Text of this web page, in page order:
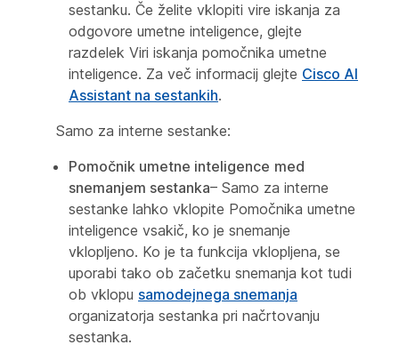
sestanku. Če želite vklopiti vire iskanja za
odgovore umetne inteligence, glejte
razdelek Viri iskanja pomočnika umetne
inteligence. Za več informacij glejte Cisco AI
Assistant na sestankih.
Samo za interne sestanke:
Pomočnik umetne inteligence med
snemanjem sestanka– Samo za interne
sestanke lahko vklopite Pomočnika umetne
inteligence vsakič, ko je snemanje
vklopljeno. Ko je ta funkcija vklopljena, se
uporabi tako ob začetku snemanja kot tudi
ob vklopu samodejnega snemanja
organizatorja sestanka pri načrtovanju
sestanka.